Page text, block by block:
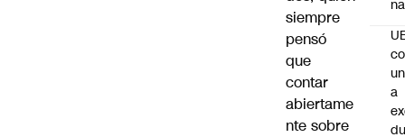
siempre
pensó
que
contar
abiertame
nte sobre
a